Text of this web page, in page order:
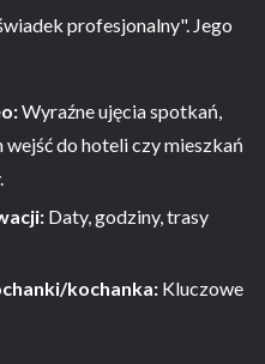
profesjonalny". Jego
Wyraźne ujęcia spotkań,
do hoteli czy mieszkań
Daty, godziny, trasy
kochanka: Kluczowe